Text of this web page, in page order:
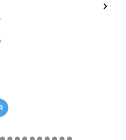
